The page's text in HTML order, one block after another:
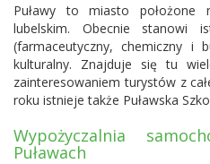
Puławy to miasto położone
lubelskim. Obecnie stanowi
(farmaceutyczny, chemiczny i
kulturalny. Znajduje się tu
zainteresowaniem turystów z
roku istnieje także Puławska
Wypożyczalnia
Puławach